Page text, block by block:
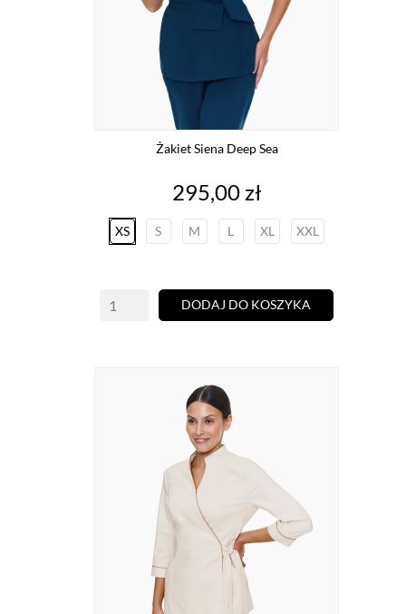
Żakiet Siena Deep Sea
Cena
295,00 zł
XS S M L XL XXL
DODAJ DO KOSZYKA